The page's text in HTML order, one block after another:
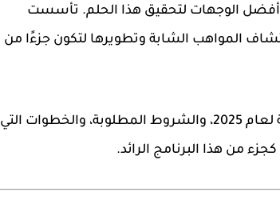
أفضل الوجهات لتحقيق هذا الحلم. تأسست
المواهب الشابة وتطويرها لتكون جزءًا من
في هذا المقال، سنلقي الضوء على كيفية الالتحاق بالأكاديمية لعام 2025، والشروط المطلوبة، والخطوات التي
من هذا البرنامج الرائد.